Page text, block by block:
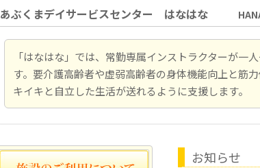
あぶくまデイサービスセンター はなはな
「はなはな」では、常勤専属インストラクターが一
す。要介護高齢者や虚弱高齢者の身体機能向上と筋
キイキと自立した生活が送れるように支援します。
お知らせ